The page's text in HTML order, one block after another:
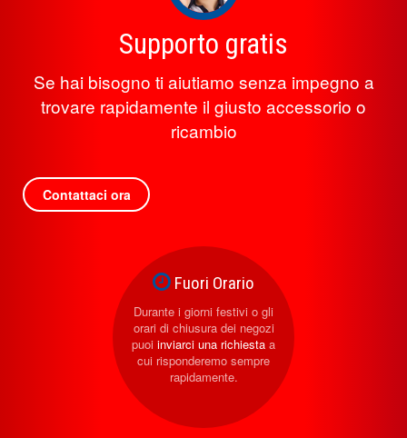
Supporto gratis
Se hai bisogno ti aiutiamo senza impegno a
trovare rapidamente il giusto accessorio o
ricambio
Contattaci ora
Fuori Orario
Durante i giorni festivi o gli
orari di chiusura dei negozi
puoi inviarci una richiesta a
cui risponderemo sempre
rapidamente.